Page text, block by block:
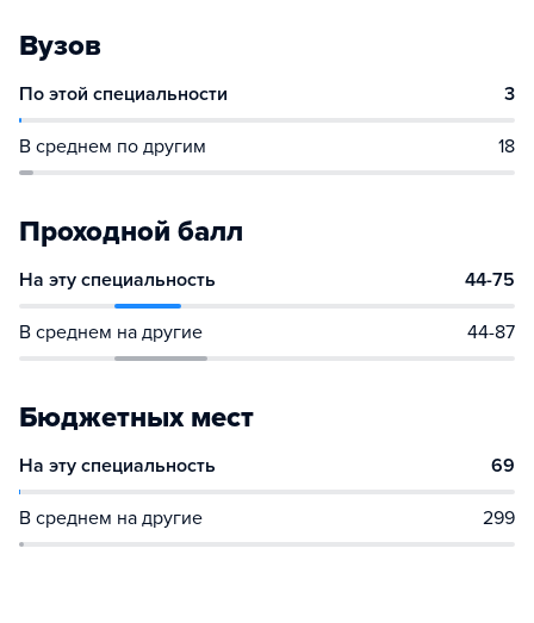
Вузов
По этой специальности 3
В среднем по другим 18
Проходной балл
На эту специальность 44-75
В среднем на другие 44-87
Бюджетных мест
На эту специальность 69
В среднем на другие 299